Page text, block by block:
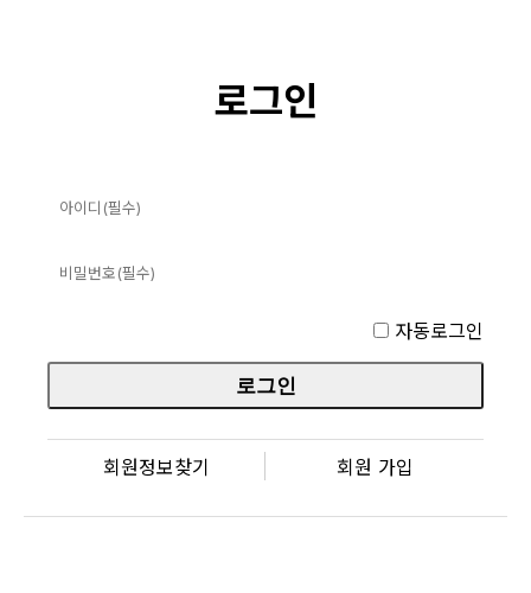
로그인
자동로그인
회원정보찾기 회원 가입